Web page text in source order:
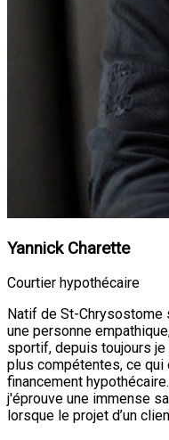
Yannick Charette
Courtier hypothécaire
Natif de St-Chrysostome
une personne
sportif, depuis toujours
plus compétentes, ce qui
financement
j'éprouve une immense
lorsque le projet d’un